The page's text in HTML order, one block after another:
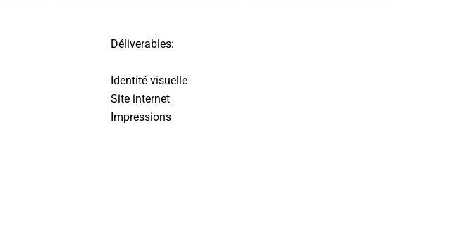
Déliverables:
Identité visuelle
Site internet
Impressions